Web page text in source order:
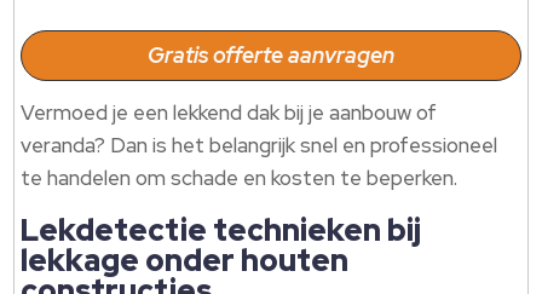
Gratis offerte aanvragen
Vermoed je een lekkend dak bij je aanbouw of
veranda? Dan is het belangrijk snel en professioneel
te handelen om schade en kosten te beperken.
Lekdetectie technieken bij
lekkage onder houten